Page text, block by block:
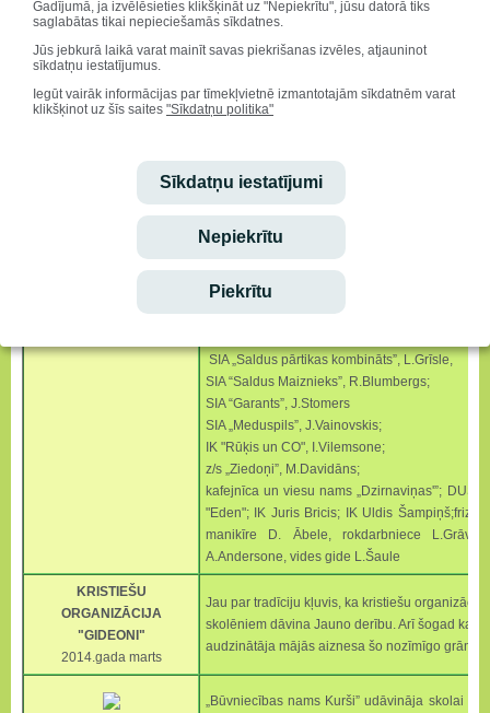
Gadījumā, ja izvēlēsieties klikšķināt uz "Nepiekrītu", jūsu datorā tiks
saglabātas tikai nepieciešamās sīkdatnes.
Jūs jebkurā laikā varat mainīt savas piekrišanas izvēles, atjauninot
sīkdatņu iestatījumus.
Iegūt vairāk informācijas par tīmekļvietnē izmantotajām sīkdatnēm varat
klikšķinot uz šīs saites "Sīkdatņu politika"
Sīkdatņu iestatījumi
Nepiekrītu
Piekrītu
2013./2014.mācību gads
Pateicoties lielajam atbalstītāju pulkam
vairāk nekā 100 vērtīgas dāvanas!
SIA „Studio Moderna” (Dormeo matracis);
A/S "Druva Food”, S.Ošeniece;
SIA“ Saldus Zaļā aptieka” A.Ozoliņa;
veikals “Rieksts”, L.Rubule;
SIA „Stādaudzētava Blīdene”, R.Rullis;
SIA “Certa Serviss”, J. Rubulis;
kafejnīca “Magdalēna”, N.Zīlīte;
SIA “Saldus Druva”, M.Spundiņa;
SIA „Saldus pārtikas kombināts”, L.Grīsle,
SIA “Saldus Maiznieks”, R.Blumbergs;
SIA “Garants”, J.Stomers
SIA „Meduspils”, J.Vainovskis;
IK "Rūķis un CO", I.Vilemsone;
z/s „Ziedoņi”, M.Davidāns;
kafejnīca un viesu nams „Dzirnaviņas'”; DUS
"Eden"; IK Juris Bricis; IK Uldis
manikīre D. Ābele, rokdarbniece
A.Andersone, vides gide L.Šaule
KRISTIEŠU
ORGANIZĀCIJA
"GIDEONI"
2014.gada marts
Jau par tradīciju kļuvis, ka kristiešu organizācija
skolēniem dāvina Jauno derību. Arī šogad
audzinātāja mājās aiznesa šo nozīmīgo
„Būvniecības nams Kurši” udāvināja skolai